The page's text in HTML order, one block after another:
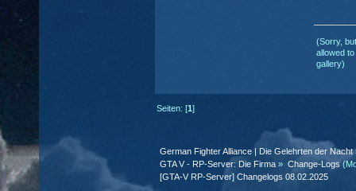
(Sorry,
allowed
gallery)
Seiten: [1]
German Fighter Alliance | Die Gelehrten der Nacht
GTA V - RP-Server: Die Firma » Change-Logs
[GTA-V RP-Server] Changelogs 08.02.2025